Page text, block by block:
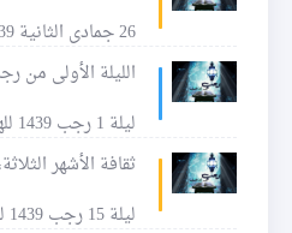
26 جمادى الثانية 1439 للهجرة - أخوة
الليلة الأولى من
ليلة 1 رجب 1439 للهجرة
ثقافة الأشهر
ليلة 15 رجب 1439 للهجرة - أخوة